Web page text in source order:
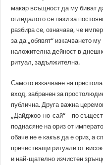
макар всъщност да му биват
огледалото се пази за
разбира се, означава, че
за да „обявят“ изкачването
наложителна дейност в
ритуал, задължителна.
Самото изкачване на
вход, забранен за
публична. Друга важна
„Дайджоо-но-сай“ – по
поднасяне на ориз от
обаче не е какъв да е ориз, а
пречистващи ритуали от
и най-щателно изчистен